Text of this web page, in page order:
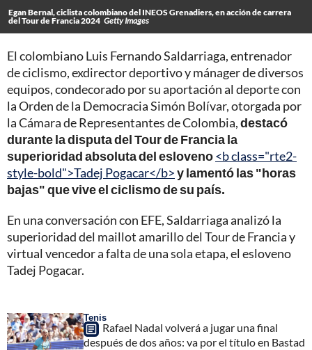
Egan Bernal, ciclista colombiano del INEOS Grenadiers, en acción de carrera
del Tour de Francia 2024 Getty Images
El colombiano Luis Fernando Saldarriaga, entrenador
de ciclismo, exdirector deportivo y mánager de diversos
equipos, condecorado por su aportación al deporte con
la Orden de la Democracia Simón Bolívar, otorgada por
la Cámara de Representantes de Colombia,destacó
durante la disputa del Tour de Francia la
superioridad absoluta del esloveno<b class="rte2-
style-bold">Tadej Pogacar</b>y lamentó las "horas
bajas" que vive el ciclismo de su país.
En una conversación con EFE, Saldarriaga analizó la
superioridad del maillot amarillo del Tour de Francia y
virtual vencedor a falta de una sola etapa, el esloveno
Tadej Pogacar.
Tenis
Rafael Nadal volverá a jugar una final
después de dos años: va por el título en Bastad